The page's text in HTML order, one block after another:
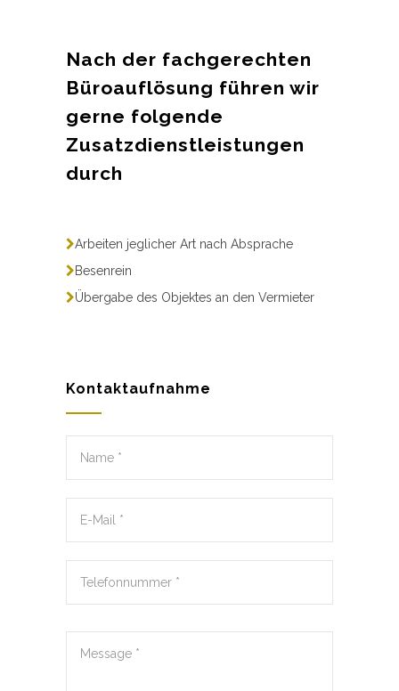
Nach der fachgerechten
Büroauflösung führen wir
gerne folgende
Zusatzdienstleistungen
durch
Arbeiten jeglicher Art nach Absprache
Besenrein
Übergabe des Objektes an den Vermieter
Kontaktaufnahme